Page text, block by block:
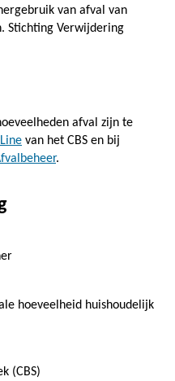
van afval van
Stichting Verwijdering
afval zijn te
van het CBS en bij
.
hoeveelheid huishoudelijk
(CBS)